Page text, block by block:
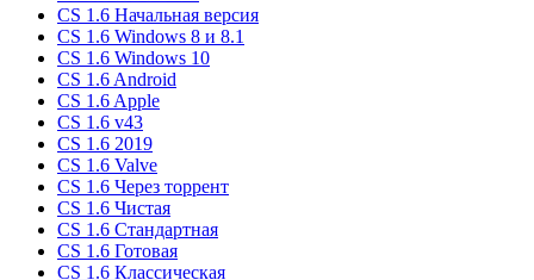
CS 1.6 Начальная версия
CS 1.6 Windows 8 и 8.1
CS 1.6 Windows 10
CS 1.6 Android
CS 1.6 Apple
CS 1.6 v43
CS 1.6 2019
CS 1.6 Valve
CS 1.6 Через торрент
CS 1.6 Чистая
CS 1.6 Стандартная
CS 1.6 Готовая
CS 1.6 Классическая